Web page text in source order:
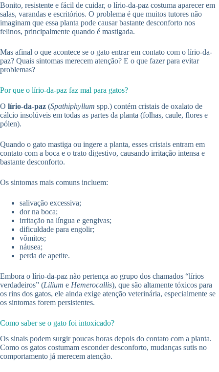
Bonito, resistente e fácil de cuidar, o lírio-da-paz costuma aparecer em
salas, varandas e escritórios. O problema é que muitos tutores não
imaginam que essa planta pode causar bastante desconforto nos
felinos, principalmente quando é mastigada.
Mas afinal o que acontece se o gato entrar em contato com o lírio-da-
paz? Quais sintomas merecem atenção? E o que fazer para evitar
problemas?
Por que o lírio-da-paz faz mal para gatos?
O lírio-da-paz (Spathiphyllum spp.) contém cristais de oxalato de
cálcio insolúveis em todas as partes da planta (folhas, caule, flores e
pólen).
Quando o gato mastiga ou ingere a planta, esses cristais entram em
contato com a boca e o trato digestivo, causando irritação intensa e
bastante desconforto.
Os sintomas mais comuns incluem:
salivação excessiva;
dor na boca;
irritação na língua e gengivas;
dificuldade para engolir;
vômitos;
náusea;
perda de apetite.
Embora o lírio-da-paz não pertença ao grupo dos chamados “lírios
verdadeiros” (Lilium e Hemerocallis), que são altamente tóxicos para
os rins dos gatos, ele ainda exige atenção veterinária, especialmente se
os sintomas forem persistentes.
Como saber se o gato foi intoxicado?
Os sinais podem surgir poucas horas depois do contato com a planta.
Como os gatos costumam esconder desconforto, mudanças sutis no
comportamento já merecem atenção.